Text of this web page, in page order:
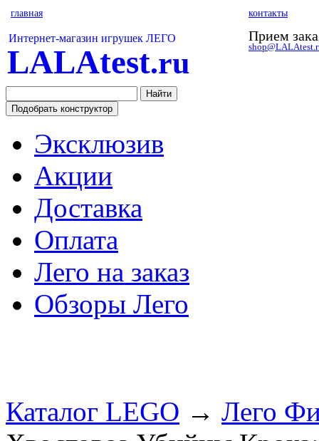
главная контакты
Интернет-магазин игрушек ЛЕГО
LALAtest.ru
Прием
Эксклюзив
Акции
Доставка
Оплата
Лего на заказ
Обзоры Лего
Каталог LEGO → Лего